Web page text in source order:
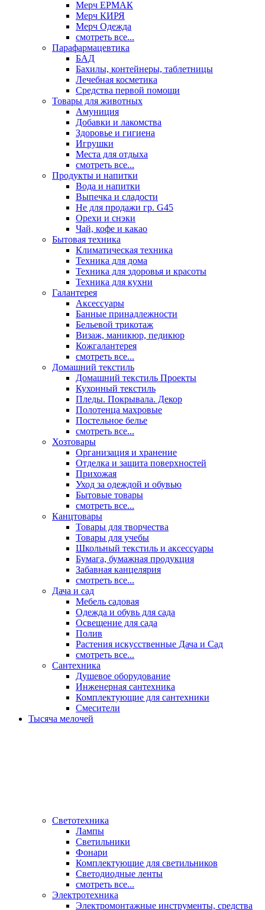
Мерч ЕРМАК
Мерч КИРЯ
Мерч Одежда
смотреть все...
Парафармацевтика
БАД
Бахилы, контейнеры, таблетницы
Лечебная косметика
Средства первой помощи
Товары для животных
Амуниция
Добавки и лакомства
Здоровье и гигиена
Игрушки
Места для отдыха
смотреть все...
Продукты и напитки
Вода и напитки
Выпечка и сладости
Не для продажи гр. G45
Орехи и снэки
Чай, кофе и какао
Бытовая техника
Климатическая техника
Техника для дома
Техника для здоровья и красоты
Техника для кухни
Галантерея
Аксессуары
Банные принадлежности
Бельевой трикотаж
Визаж, маникюр, педикюр
Кожгалантерея
смотреть все...
Домашний текстиль
Домашний текстиль Проекты
Кухонный текстиль
Пледы. Покрывала. Декор
Полотенца махровые
Постельное белье
смотреть все...
Хозтовары
Организация и хранение
Отделка и защита поверхностей
Прихожая
Уход за одеждой и обувью
Бытовые товары
смотреть все...
Канцтовары
Товары для творчества
Товары для учебы
Школьный текстиль и аксессуары
Бумага, бумажная продукция
Забавная канцелярия
смотреть все...
Дача и сад
Мебель садовая
Одежда и обувь для сада
Освещение для сада
Полив
Растения искусственные Дача и Сад
смотреть все...
Сантехника
Душевое оборудование
Инженерная сантехника
Комплектующие для сантехники
Смесители
Тысяча мелочей
Светотехника
Лампы
Светильники
Фонари
Комплектующие для светильников
Светодиодные ленты
смотреть все...
Электротехника
Электромонтажные инструменты, средства